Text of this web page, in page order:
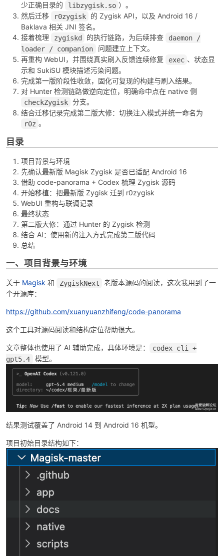
52
少正确目录的
libzygisk.so ）。
然后迁移
r0zygisk
的 Zygisk API，以及 Android 16 /
Baklava 相关 JNI 签名。
接着梳理
zygiskd 的执行链路，为后续排查
daemon /
loader / companion
问题建立上下文。
再重构 WebUI，并围绕真实刷入反馈连续修复
exec 、状态显
示和 SukiSU 模块描述污染问题。
完成第一版阶段性收敛，固化可复现的构建与刷入结果。
对 Hunter 检测链路做逆向定位，明确命中点在 native 侧
checkZygisk 分支。
结合迁移记录完成第二版大修：切换注入模式并统一命名为
r0z 。
目录
项目背景与环境
先确认最新版 Magisk Zygisk 是否已适配 Android 16
借助 code-panorama + Codex 梳理 Zygisk 源码
开始移植：把最新版 Zygisk 迁到 r0zygisk
WebUI 重构与联调记录
最终状态
第二版大修：通过 Hunter 的 Zygisk 检测
结合 AI：使用新的注入方式完成第二版代码
总结
一、项目背景与环境
关于 Magisk 和 ZygiskNext
老版本源码的阅读，这次我用到了一
个开源库：
https://github.com/xuanyuanzhifeng/code-panorama
这个工具对源码阅读和结构定位帮助很大。
文章整体也使用了 AI 辅助完成，具体环境是：
codex cli +
gpt5.4
模型。
结果测试覆盖了 Android 14 到 Android 16 机型。
项目初始目录结构如下：